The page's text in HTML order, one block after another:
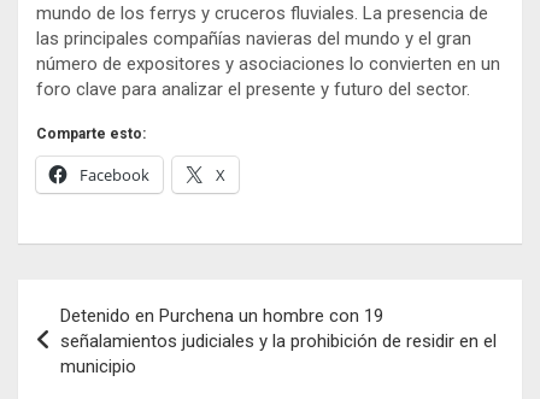
mundo de los ferrys y cruceros fluviales. La presencia de
las principales compañías navieras del mundo y el gran
número de expositores y asociaciones lo convierten en un
foro clave para analizar el presente y futuro del sector.
Comparte esto:
Facebook X
de
entradas
Detenido en Purchena un hombre con 19
señalamientos judiciales y la prohibición de residir en el
municipio